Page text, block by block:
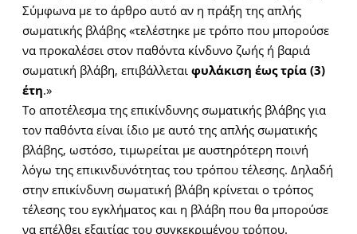
Σύμφωνα με το άρθρο αυτό αν η πράξη της απλής
σωματικής βλάβης «τελέστηκε με τρόπο που μπορούσε
να προκαλέσει στον παθόντα κίνδυνο ζωής ή βαριά
σωματική βλάβη, επιβάλλεται φυλάκιση έως τρία (3)
έτη.»
Το αποτέλεσμα της επικίνδυνης σωματικής βλάβης για
τον παθόντα είναι ίδιο με αυτό της απλής σωματικής
βλάβης, ωστόσο, τιμωρείται με αυστηρότερη ποινή
λόγω της επικινδυνότητας του τρόπου τέλεσης. Δηλαδή
στην επικίνδυνη σωματική βλάβη κρίνεται ο τρόπος
τέλεσης του εγκλήματος και η βλάβη που θα μπορούσε
να επέλθει εξαιτίας του συγκεκριμένου τρόπου.